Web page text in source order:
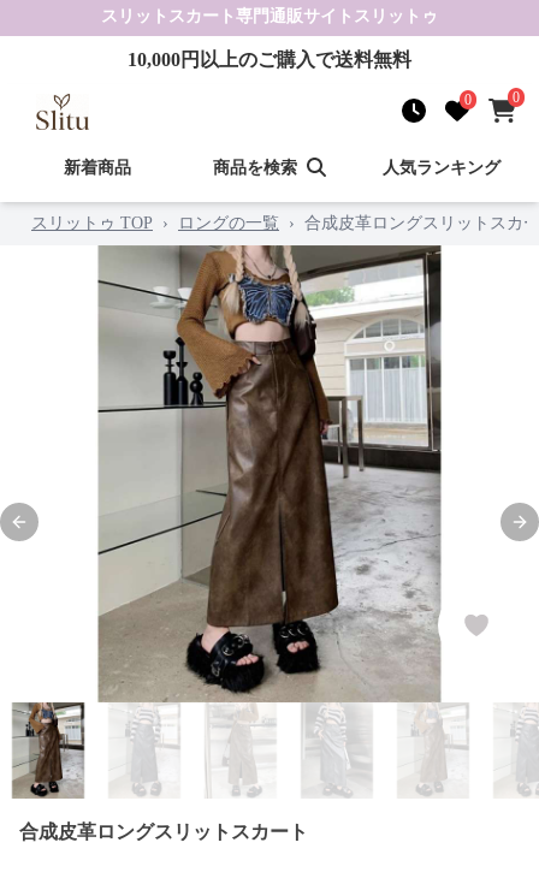
スリットスカート 専門通販サイト スリットゥ
10,000円以上のご購入で送料無料
0 0
新着商品 商品を検索 人気ランキング
スリットゥ TOP › ロングの一覧 › 合成皮革ロングスリットスカ
Previous slide
合成皮革ロングスリットスカート